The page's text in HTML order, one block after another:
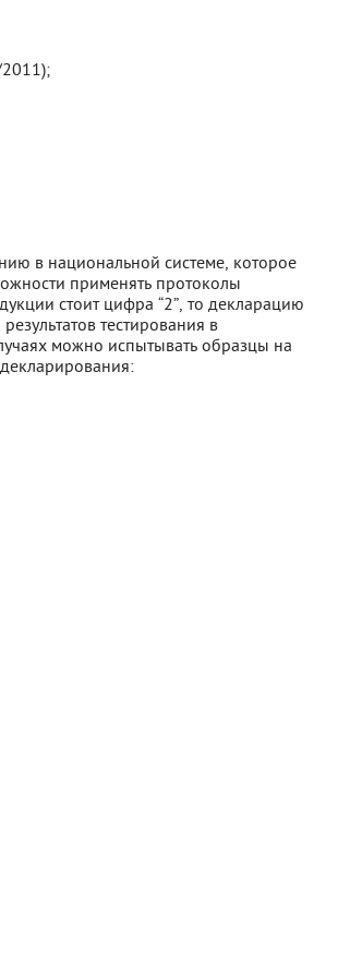
в национальной системе, которое
применять протоколы
стоит цифра “2”, то декларацию
тестирования в
можно испытывать образцы на